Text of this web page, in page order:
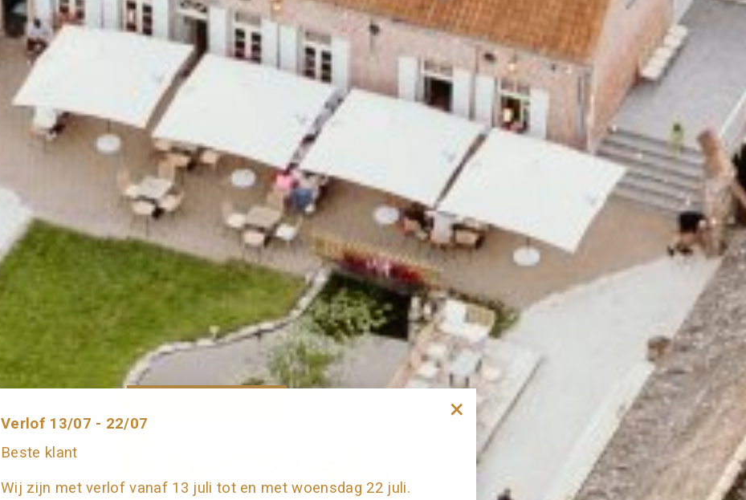
×
Verlof 13/07 - 22/07
Beste klant
Wij zijn met verlof vanaf 13 juli tot en met woensdag 22 juli.